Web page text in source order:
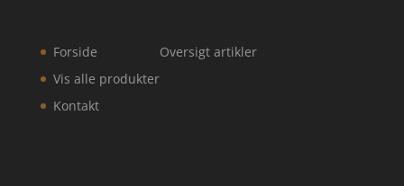
Forside
Vis alle produkter
Kontakt
Oversigt artikler